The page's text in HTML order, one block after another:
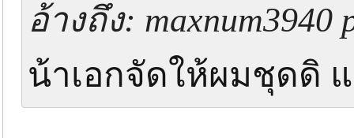
อ้างถึง: maxnum3940
น้าเอกจัดให้ผมชุดดิ